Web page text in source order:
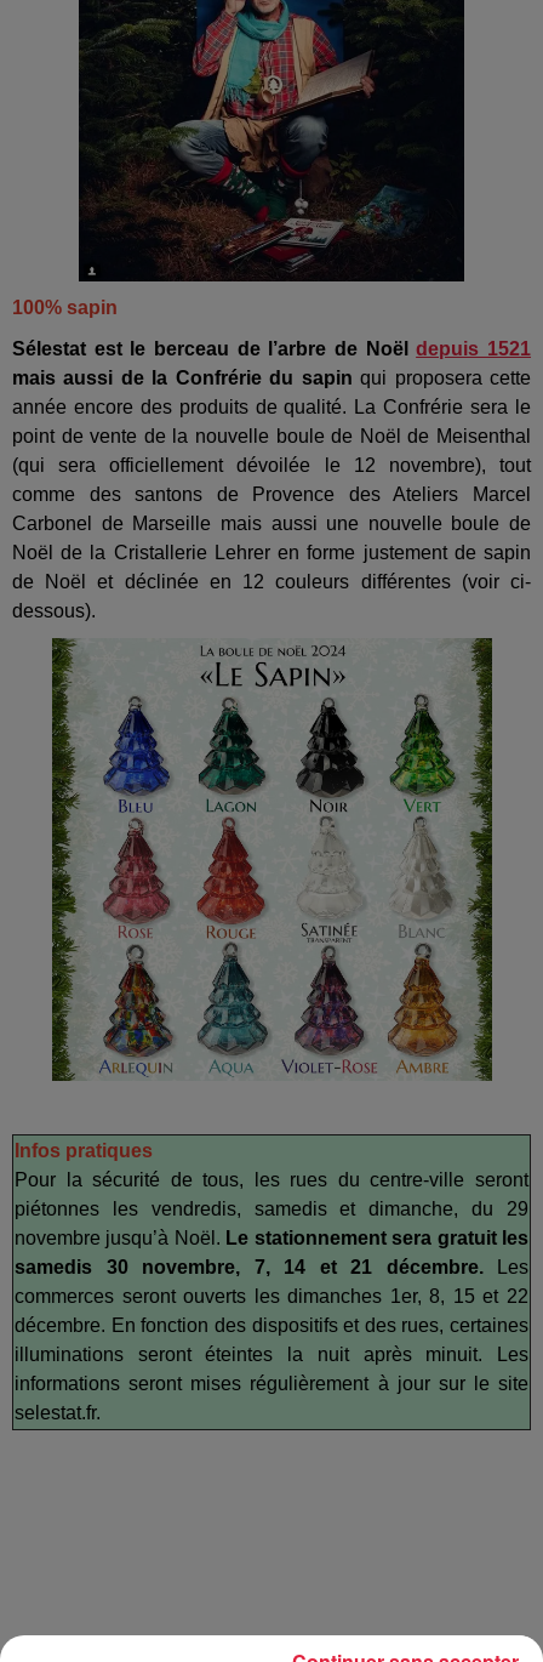
100% sapin
Sélestat est le berceau de l’arbre de Noëldepuis 1521
mais aussi de la Confrérie du sapin qui proposera cette
année encore des produits de qualité. La Confrérie sera le
point de vente de la nouvelle boule de Noël de Meisenthal
(qui sera officiellement dévoilée le 12 novembre), tout
comme des santons de Provence des Ateliers Marcel
Carbonel de Marseille mais aussi une nouvelle boule de
Noël de la Cristallerie Lehrer en forme justement de sapin
de Noël et déclinée en 12 couleurs différentes (voir ci-
dessous).
Infos pratiques
Pour la sécurité de tous, les rues du centre-ville seront
piétonnes les vendredis, samedis et dimanche, du 29
novembre jusqu’à Noël. Le stationnement sera gratuit les
samedis 30 novembre, 7, 14 et 21 décembre.Les
commerces seront ouverts les dimanches 1er, 8, 15 et 22
décembre. En fonction des dispositifs et des rues, certaines
illuminations seront éteintes la nuit après minuit. Les
informations seront mises régulièrement à jour sur le site
selestat.fr.